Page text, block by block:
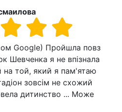
Google) Пройшла повз
Шевченка я не впізнала
на той, який я пам'ятаю
зовсім не схожий
дитинство ... Може